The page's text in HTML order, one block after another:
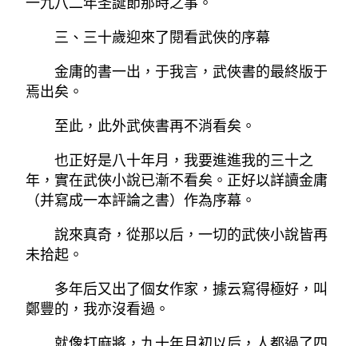
一九八二年圣誕節那時之事。
三、三十歲迎來了閱看武俠的序幕
金庸的書一出，于我言，武俠書的最終版于
焉出矣。
至此，此外武俠書再不消看矣。
也正好是八十年月，我要進進我的三十之
年，實在武俠小說已漸不看矣。正好以詳讀金庸
（并寫成一本評論之書）作為序幕。
說來真奇，從那以后，一切的武俠小說皆再
未拾起。
多年后又出了個女作家，據云寫得極好，叫
鄭豐的，我亦沒看過。